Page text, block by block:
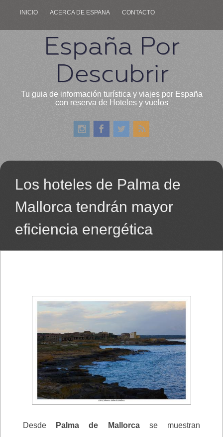
INICIO ACERCA DE ESPANA CONTACTO
España Por
Descubrir
Tu guia de información turística y viajes por España
con reserva de Hoteles y vuelos
Los hoteles de Palma de
Mallorca tendrán mayor
eficiencia energética
Desde Palma de Mallorcase muestran